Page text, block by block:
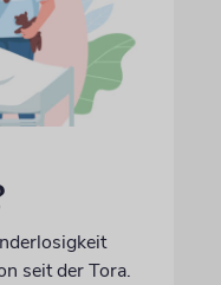
seit der Tora.